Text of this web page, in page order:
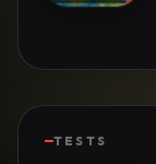
TESTS